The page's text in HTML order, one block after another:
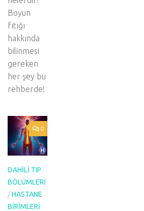
Boyun
fıtığı
hakkında
bilinmesi
gereken
her şey bu
rehberde!
0
DAHILI TIP
BÖLÜMLERI
/HASTANE
BIRIMLERI